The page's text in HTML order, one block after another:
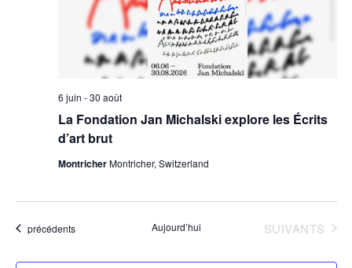
La Fondation Jan Michalski explore les Écrits
d’art brut
6 juin -30 août
MontricherMontricher, Switzerland
Évènements
précédents Aujourd’hui ÉVÈNEMENTS
SUIVANTS